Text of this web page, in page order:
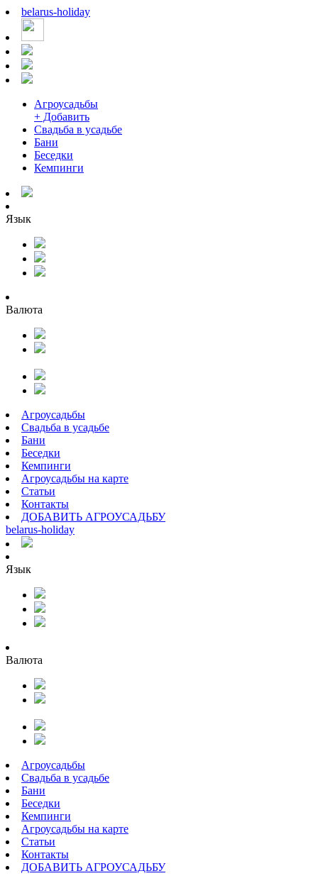
belarus-holiday
Агроусадьбы
+ Добавить
Свадьба в усадьбе
Бани
Беседки
Кемпинги
Язык
Валюта
Агроусадьбы
Свадьба в усадьбе
Бани
Беседки
Кемпинги
Агроусадьбы на карте
Статьи
Контакты
ДОБАВИТЬ АГРОУСАДЬБУ
belarus-holiday
Язык
Валюта
Агроусадьбы
Свадьба в усадьбе
Бани
Беседки
Кемпинги
Агроусадьбы на карте
Статьи
Контакты
ДОБАВИТЬ АГРОУСАДЬБУ